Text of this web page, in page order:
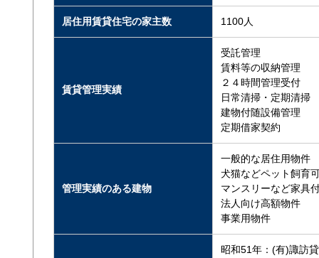
居住用賃貸住宅の家主数 1100人
賃貸管理実績
受託管理
賃料等の収納管理
２４時間管理受付
日常清掃・定期清掃
建物付随設備管理
定期借家契約
管理実績のある建物
一般的な居住用物件
犬猫などペット飼育
マンスリーなど家具
法人向け高額物件
事業用物件
昭和51年：(有)諏訪